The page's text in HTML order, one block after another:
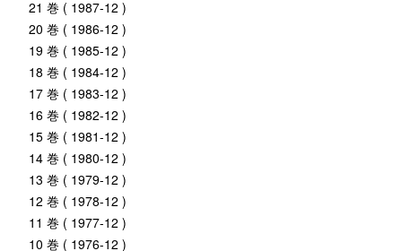
21 巻 ( 1987-12 )
20 巻 ( 1986-12 )
19 巻 ( 1985-12 )
18 巻 ( 1984-12 )
17 巻 ( 1983-12 )
16 巻 ( 1982-12 )
15 巻 ( 1981-12 )
14 巻 ( 1980-12 )
13 巻 ( 1979-12 )
12 巻 ( 1978-12 )
11 巻 ( 1977-12 )
10 巻 ( 1976-12 )